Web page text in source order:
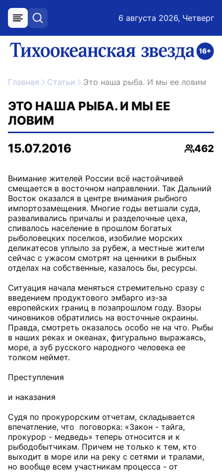
меню поиск 6 августа 2026, Четверг
ссылка на главную
Главная Статьи Это наша рыба. И мы ее ловим
ЭТО НАША РЫБА. И МЫ ЕЕ
ЛОВИМ
15.07.2016
462
Внимание жителей России всё настойчивей
смещается в восточном направлении. Так Дальний
Восток оказался в центре внимания рыбного
импортозамещения. Многие годы ветшали суда,
разваливались причалы и разделочные цеха,
спивалось население в прошлом богатых
рыболовецких поселков, изобилие морских
деликатесов уплыло за рубеж, а местные жители
сейчас с ужасом смотрят на ценники в рыбных
отделах на собственные, казалось бы, ресурсы.
Ситуация начала меняться стремительно сразу с
введением продуктового эмбарго из-за
европейских границ в позапрошлом году. Взоры
чиновников обратились на восточные окраины.
Правда, смотреть оказалось особо не на что. Рыбы
в наших реках и океанах, фигурально выражаясь,
море, а зуб русского народного человека ее
толком неймет.
Преступления
и наказания
Судя по прокурорским отчетам, складывается
впечатление, что поговорка: «Закон - тайга,
прокурор - медведь» теперь относится и к
рыбодобытчикам. Причем не только к тем, кто
выходит в море или на реку с сетями и тралами,
но вообще всем участникам процесса - от